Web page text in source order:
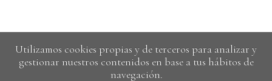
Utilizamos cookies propias y de terceros para analizar y
gestionar nuestros contenidos en base a tus hábitos de
navegación.